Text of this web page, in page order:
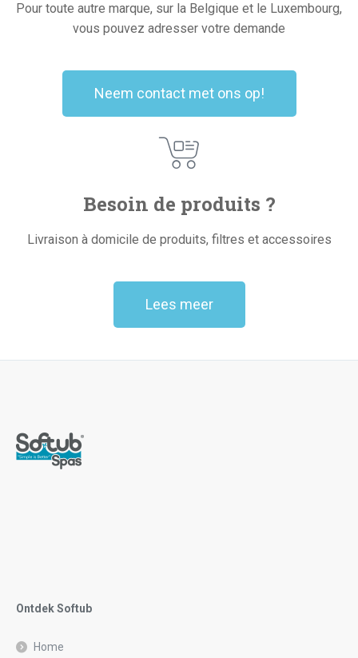
Pour toute autre marque, sur la Belgique et le Luxembourg,
vous pouvez adresser votre demande
Neem contact met ons op!
Besoin de produits ?
Livraison à domicile de produits, filtres et accessoires
Lees meer
Ontdek Softub
Home